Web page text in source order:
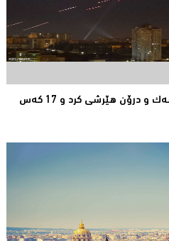
ئۆكرانیا: ڕووسیا به‌ سه‌دان مووشه‌ك و درۆن هێرشی كرد و 17 كه‌س